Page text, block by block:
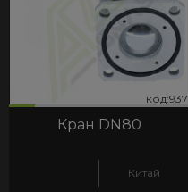
код:937
Кран DN80
Китай